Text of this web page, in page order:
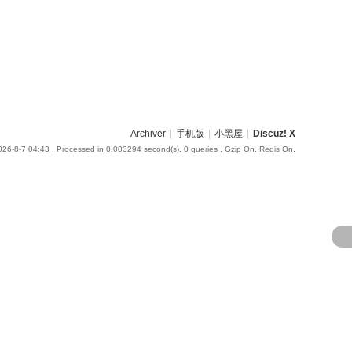
Archiver 手机版 小黑屋 Discuz! X
8-7 04:43 , Processed in 0.003294 second(s), 0 queries , Gzip On, Redis On.